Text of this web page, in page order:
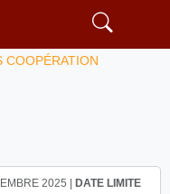
COOPÉRATION
2025 | DATE LIMITE